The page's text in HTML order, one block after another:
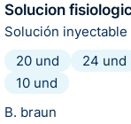
Solucion
Solución inyectable
20 und
24 und
10 und
B. braun